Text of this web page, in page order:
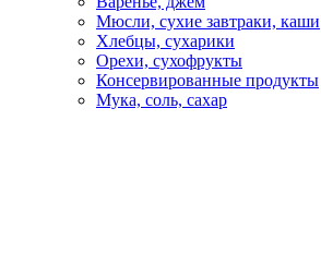
Мюсли, сухие завтраки, каши
Хлебцы, сухарики
Орехи, сухофрукты
Консервированные продукты
Мука, соль, сахар